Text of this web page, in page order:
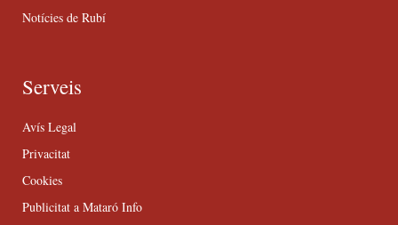
Notícies de Rubí
Serveis
Avís Legal
Privacitat
Cookies
Publicitat a Mataró Info